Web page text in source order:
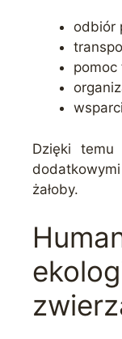
odbiór
pomoc
Dzięki
żałoby.